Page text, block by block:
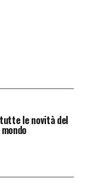
le novità del